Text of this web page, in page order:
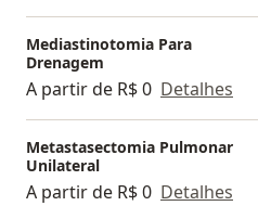
Mediastinotomia Para
Drenagem
A partir de R$ 0 Detalhes
Metastasectomia Pulmonar
Unilateral
A partir de R$ 0 Detalhes